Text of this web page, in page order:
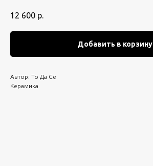
12 600 р.
Добавить в корзину
Автор: То Да Сё
Керамика